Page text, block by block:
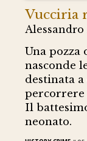
Vucciria
Una pozza
nasconde
destinata
percorrere
Il
neonato.